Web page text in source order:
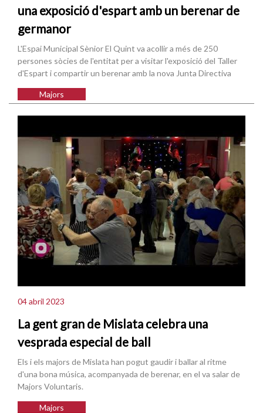
una exposició d'espart amb un berenar de
germanor
L'Espai Municipal Sènior El Quint va acollir a més de 250
persones sòcies de l'entitat per a visitar l'exposició del Taller
d'Espart i compartir un berenar amb la nova Junta Directiva
Majors
04 abril 2023
La gent gran de Mislata celebra una
vesprada especial de ball
Els i els majors de Mislata han pogut gaudir i ballar al ritme
d'una bona música, acompanyada de berenar, en el va salar de
Majors Voluntaris.
Majors